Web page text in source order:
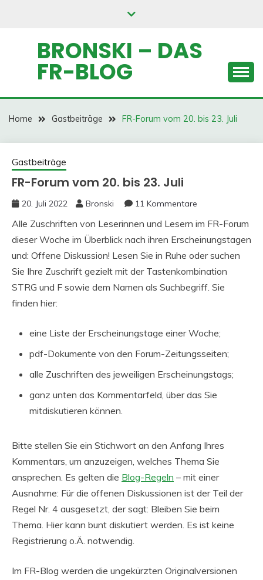
BRONSKI – DAS
FR-BLOG
Home Gastbeiträge FR-Forum vom 20. bis 23. Juli
Gastbeiträge
FR-Forum vom 20. bis 23. Juli
20. Juli 2022 Bronski 11 Kommentare
Alle Zuschriften von Leserinnen und Lesern im FR-Forum
dieser Woche im Überblick nach ihren Erscheinungstagen
und: Offene Diskussion! Lesen Sie in Ruhe oder suchen
Sie Ihre Zuschrift gezielt mit der Tastenkombination
STRG und F sowie dem Namen als Suchbegriff. Sie
finden hier:
eine Liste der Erscheinungstage einer Woche;
pdf-Dokumente von den Forum-Zeitungsseiten;
alle Zuschriften des jeweiligen Erscheinungstags;
ganz unten das Kommentarfeld, über das Sie
mitdiskutieren können.
Bitte stellen Sie ein Stichwort an den Anfang Ihres
Kommentars, um anzuzeigen, welches Thema Sie
ansprechen. Es gelten die Blog-Regeln – mit einer
Ausnahme: Für die offenen Diskussionen ist der Teil der
Regel Nr. 4 ausgesetzt, der sagt: Bleiben Sie beim
Thema. Hier kann bunt diskutiert werden. Es ist keine
Registrierung o.Ä. notwendig.
Im FR-Blog werden die ungekürzten Originalversionen